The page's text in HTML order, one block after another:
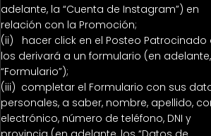
adelante, la “Cuenta de Instagram”) en
relación con la Promoción;
(ii) hacer click en el Posteo Patrocinado
los derivará a un formulario (en
“Formulario”);
(iii) completar el Formulario con sus
personales, a saber, nombre, apellido,
electrónico, número de teléfono, DNI y